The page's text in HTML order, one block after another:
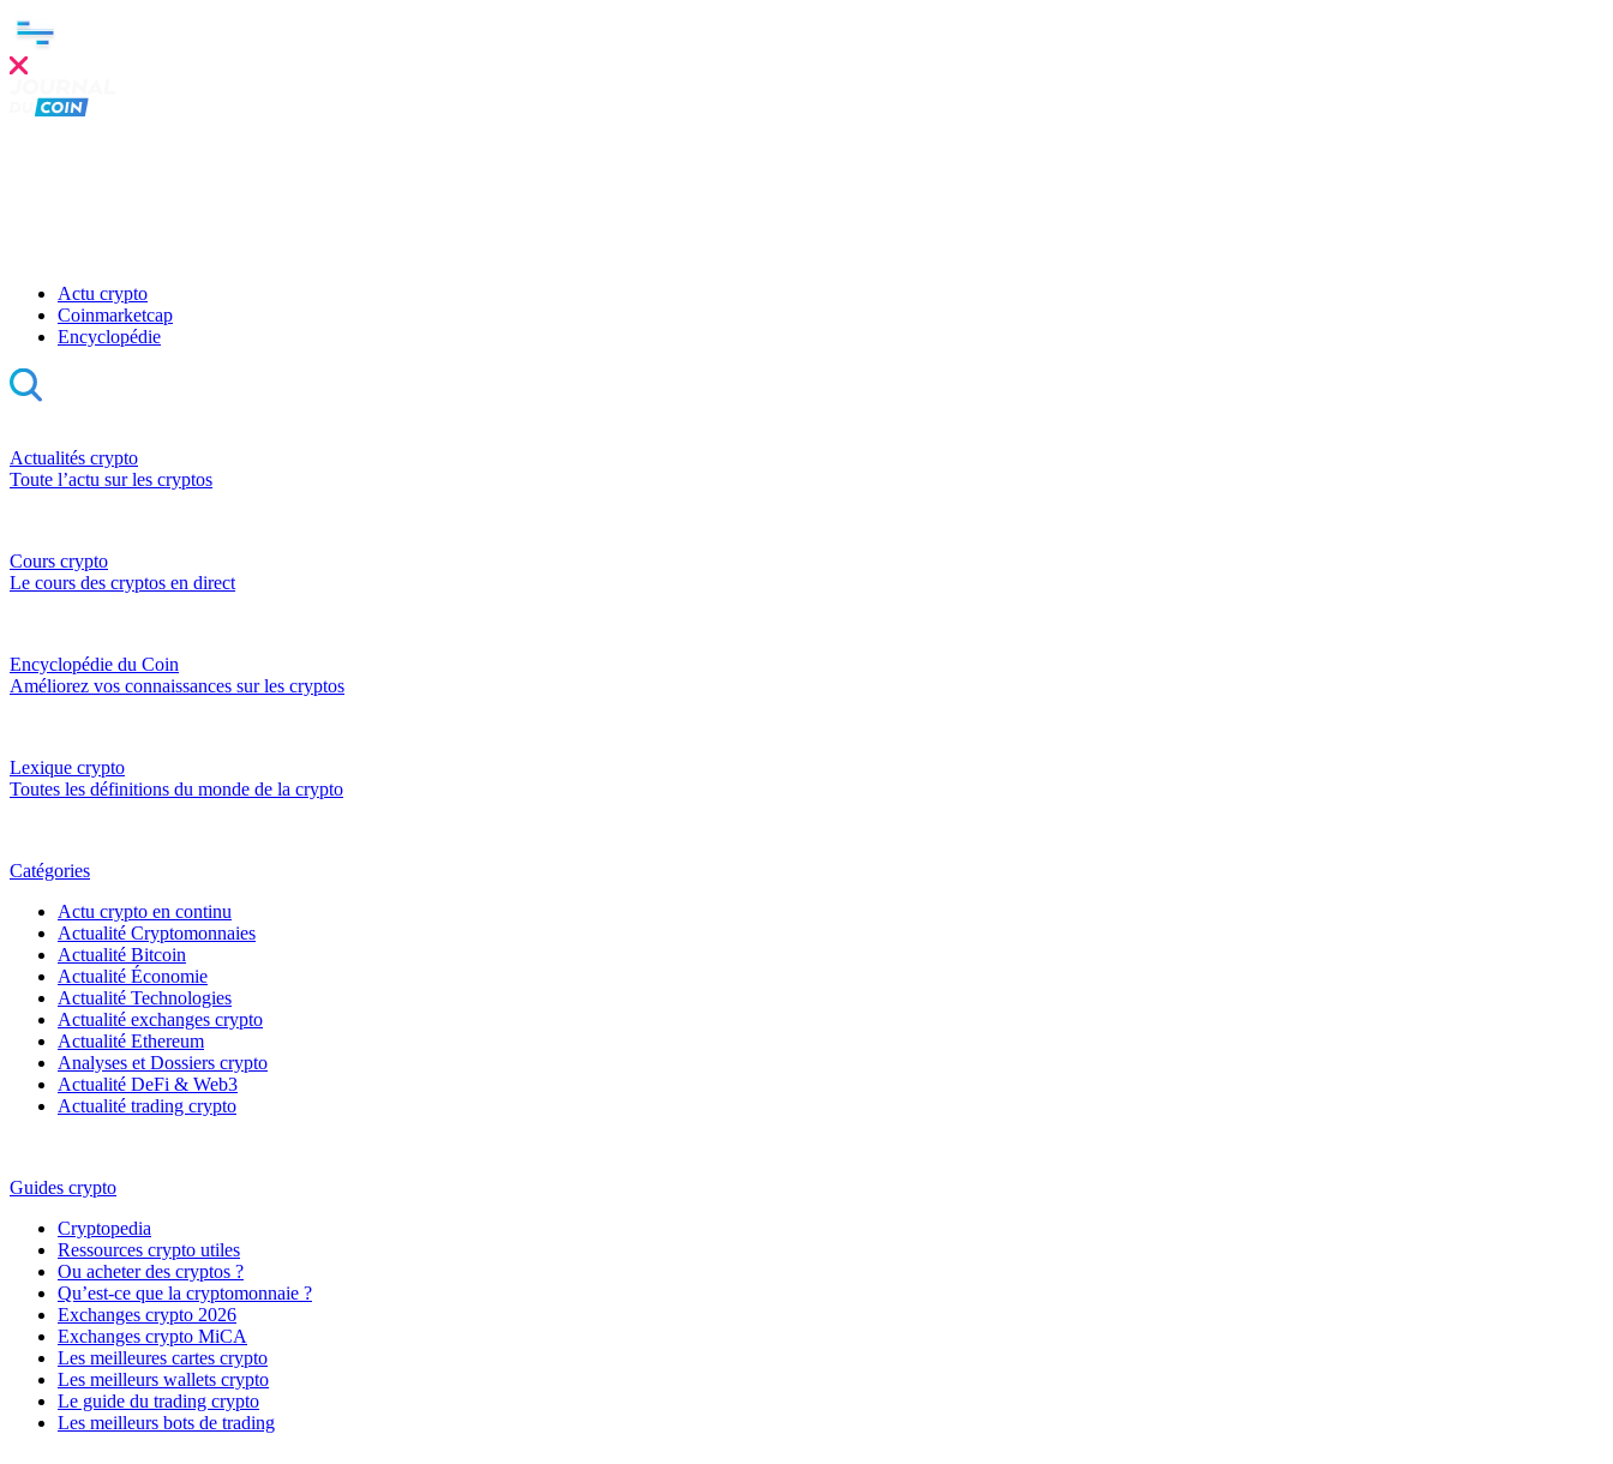
Actu crypto
Coinmarketcap
Encyclopédie
Actualités crypto
Toute l’actu sur les cryptos
Cours crypto
Le cours des cryptos en direct
Encyclopédie du Coin
Améliorez vos connaissances sur les cryptos
Lexique crypto
Toutes les définitions du monde de la crypto
Catégories
Actu crypto en continu
Actualité Cryptomonnaies
Actualité Bitcoin
Actualité Économie
Actualité Technologies
Actualité exchanges crypto
Actualité Ethereum
Analyses et Dossiers crypto
Actualité DeFi & Web3
Actualité trading crypto
Guides crypto
Cryptopedia
Ressources crypto utiles
Ou acheter des cryptos ?
Qu’est-ce que la cryptomonnaie ?
Exchanges crypto 2026
Exchanges crypto MiCA
Les meilleures cartes crypto
Les meilleurs wallets crypto
Le guide du trading crypto
Les meilleurs bots de trading